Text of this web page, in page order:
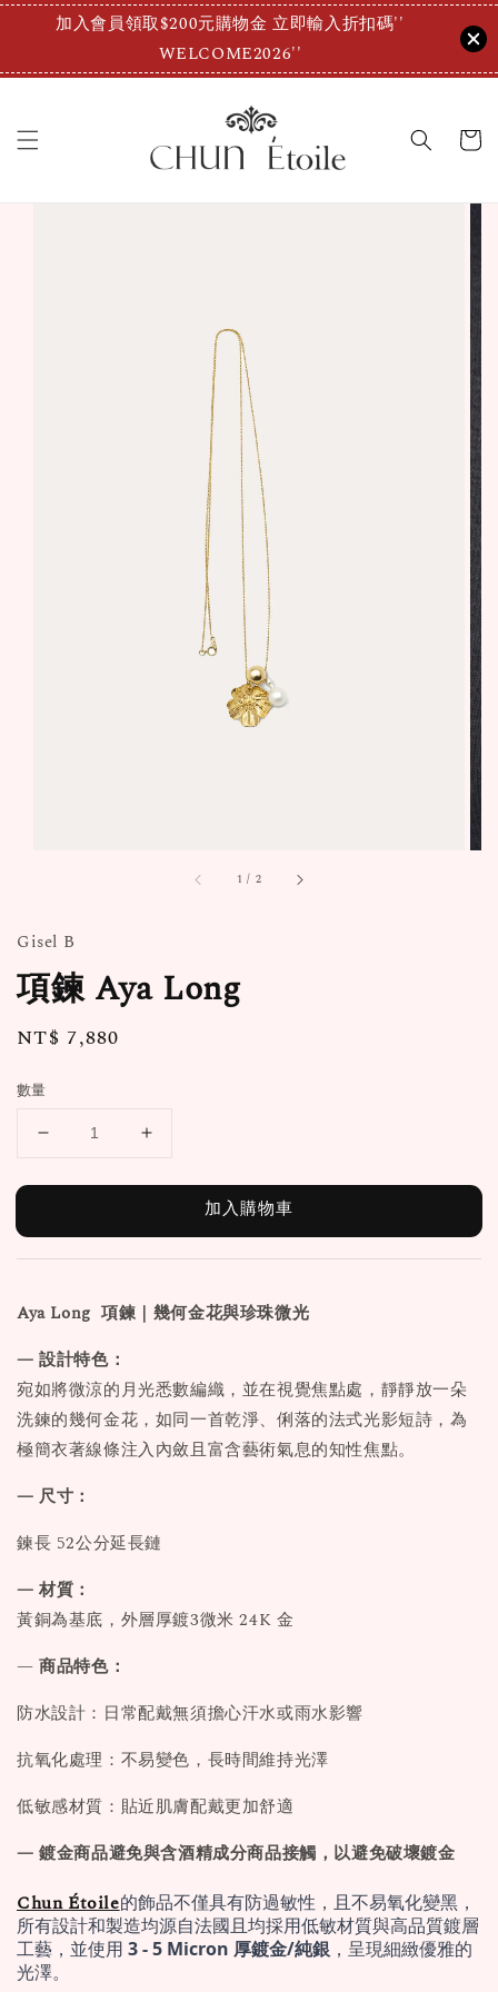
加入會員領取$200元購物金 立即輸入折扣碼''
WELCOME2026''
1 / 2
Gisel B
項鍊 Aya Long
Regular
NT$ 7,880
數量
加入購物車
Aya Long 項鍊 ｜幾何金花與珍珠微光
— 設計特色：
宛如將微涼的月光悉數編織，並在視覺焦點處，靜靜放一朵
洗鍊的幾何金花，如同一首乾淨、俐落的法式光影短詩，為
極簡衣著線條注入內斂且富含藝術氣息的知性焦點。
— 尺寸：
鍊長 52公分延長鏈
— 材質：
黃銅為基底，外層厚鍍3微米 24K 金
—商品特色：
防水設計：日常配戴無須擔心汗水或雨水影響
抗氧化處理：不易變色，長時間維持光澤
低敏感材質：貼近肌膚配戴更加舒適
— 鍍金商品避免與含酒精成分商品接觸，以避免破壞鍍金
Chun Étoile的飾品不僅具有防過敏性，且不易氧化變黑，
所有設計和製造均源自法國且均採用低敏材質與高品質鍍層
工藝，並使用 3 - 5 Micron 厚鍍金/純銀 ，呈現細緻優雅的
光澤。